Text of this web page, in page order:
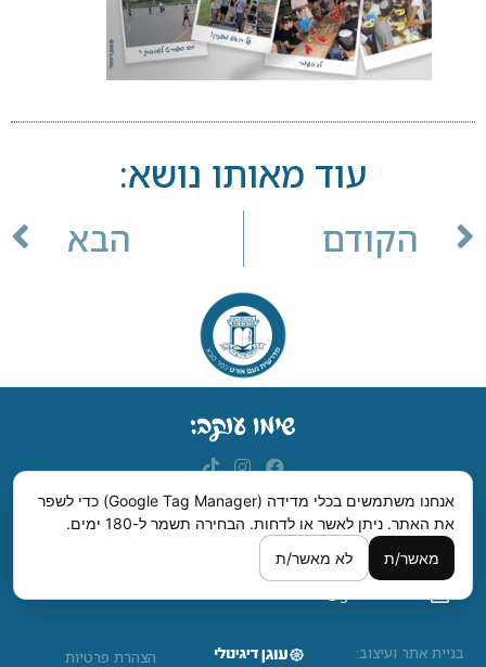
עוד מאותו נושא:
הקודם הבא
מדרשית נעם, רחבת ישראל סדן, רחוב לילינבלום, כפר סבא.
09-7420006
hanharash1@gmail.com
בניית אתר ועיצוב: הצהרת פרטיות
אנחנו משתמשים בכלי מדידה (Google Tag Manager) כדי לשפר
את האתר. ניתן לאשר או לדחות. הבחירה תשמר ל-180 ימים.
מאשר/ת
לא מאשר/ת